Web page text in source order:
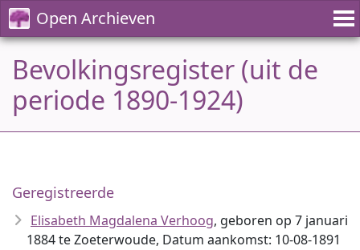
Open Archieven
Bevolkingsregister (uit de
periode 1890-1924)
Geregistreerde
Elisabeth Magdalena Verhoog, geboren op 7 januari
1884 te Zoeterwoude, Datum aankomst: 10-08-1891